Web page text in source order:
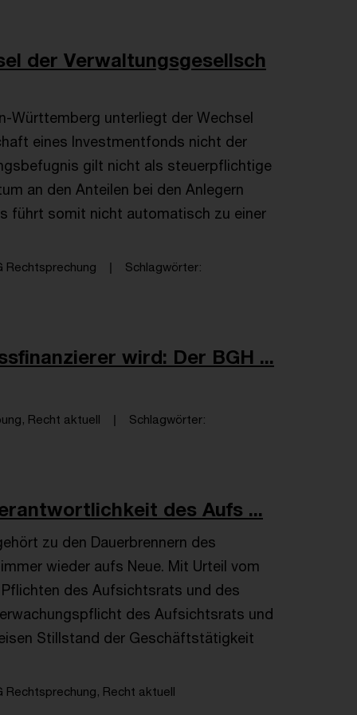
der Verwaltungsgesellsch
Württemberg unterliegt der Wechsel
eines Investmentfonds nicht der
gilt nicht als steuerpflichtige
an den Anteilen bei den Anlegern
führt somit nicht automatisch zu einer
Rechtsprechung
Schlagwörter
wird: Der BGH ...
Recht aktuell
Schlagwörter
des Aufs ...
zu den Dauerbrennern des
wieder aufs Neue. Mit Urteil vom
Pflichten des Aufsichtsrats und des
des Aufsichtsrats und
Stillstand der Geschäftstätigkeit
Rechtsprechung, Recht aktuell